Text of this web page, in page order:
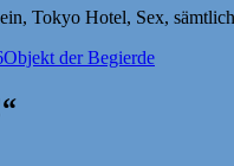
Tokyo Hotel, Sex,
Kategorien
Objekt der Begierde